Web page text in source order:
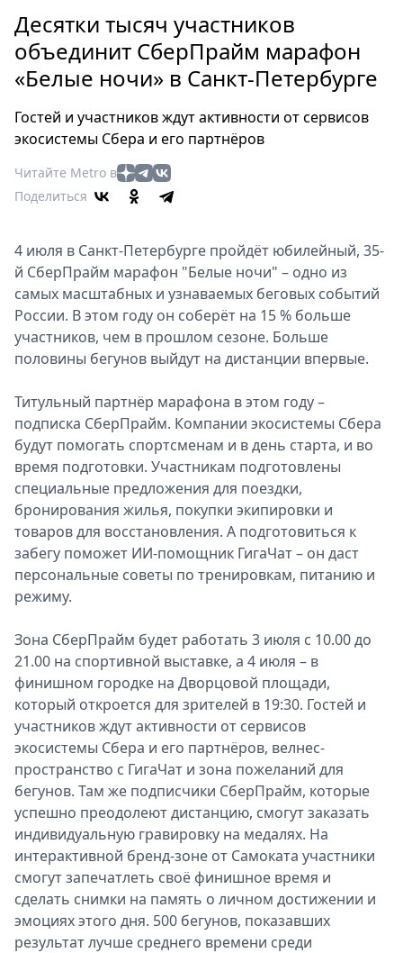
Россия
Мир
Здоровье
Туризм
Мода
Театр
Кино
Книги
Выставки
Пресс-
релизы
О
Стримы
Спецпроекты
Звезды
Выборы
2026
Скачай
Metro
Десятки тысяч участников
объединит СберПрайм марафон
«Белые ночи» в Санкт-Петербурге
Гостей и участников ждут активности от сервисов
экосистемы Сбера и его партнёров
Читайте Metro в
Поделиться
4 июля в Санкт-Петербурге пройдёт юбилейный, 35-
й СберПрайм марафон "Белые ночи" – одно из
самых масштабных и узнаваемых беговых событий
России. В этом году он соберёт на 15 % больше
участников, чем в прошлом сезоне. Больше
половины бегунов выйдут на дистанции впервые.
Титульный партнёр марафона в этом году –
подписка СберПрайм. Компании экосистемы Сбера
будут помогать спортсменам и в день старта, и во
время подготовки. Участникам подготовлены
специальные предложения для поездки,
бронирования жилья, покупки экипировки и
товаров для восстановления. А подготовиться к
забегу поможет ИИ-помощник ГигаЧат – он даст
персональные советы по тренировкам, питанию и
режиму.
Зона СберПрайм будет работать 3 июля с 10.00 до
21.00 на спортивной выставке, а 4 июля – в
финишном городке на Дворцовой площади,
который откроется для зрителей в 19:30. Гостей и
участников ждут активности от сервисов
экосистемы Сбера и его партнёров, велнес-
пространство с ГигаЧат и зона пожеланий для
бегунов. Там же подписчики СберПрайм, которые
успешно преодолеют дистанцию, смогут заказать
индивидуальную гравировку на медалях. На
интерактивной бренд-зоне от Самоката участники
смогут запечатлеть своё финишное время и
сделать снимки на память о личном достижении и
эмоциях этого дня. 500 бегунов, показавших
результат лучше среднего времени среди